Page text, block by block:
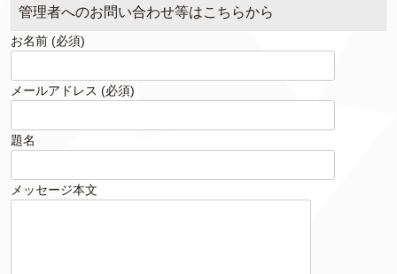
管理者へのお問い合わせ等はこちらから
お名前 (必須)
メールアドレス (必須)
題名
メッセージ本文